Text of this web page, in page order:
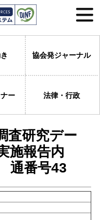
協会発ジャーナル
ー 法律・行政
査研究デー
施報告内
番号43